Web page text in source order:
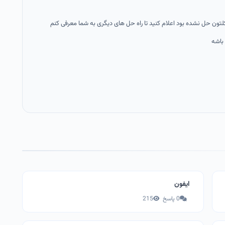
حل نشده بود اعلام کنید تا راه حل های دیگری به شما معرفی کنم
باشه
ایفون
0 پاسخ 215